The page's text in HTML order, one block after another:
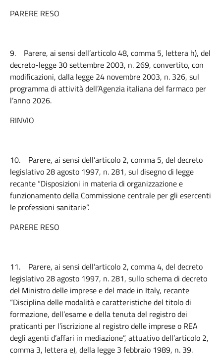
PARERE RESO
9. Parere, ai sensi dell’articolo 48, comma 5, lettera h), del
decreto-legge 30 settembre 2003, n. 269, convertito, con
modificazioni, dalla legge 24 novembre 2003, n. 326, sul
programma di attività dell’Agenzia italiana del farmaco per
l’anno 2026.
RINVIO
10. Parere, ai sensi dell’articolo 2, comma 5, del decreto
legislativo 28 agosto 1997, n. 281, sul disegno di legge
recante “Disposizioni in materia di organizzazione e
funzionamento della Commissione centrale per gli esercenti
le professioni sanitarie”.
PARERE RESO
11. Parere, ai sensi dell’articolo 2, comma 4, del decreto
legislativo 28 agosto 1997, n. 281, sullo schema di decreto
del Ministro delle imprese e del made in Italy, recante
“Disciplina delle modalità e caratteristiche del titolo di
formazione, dell’esame e della tenuta del registro dei
praticanti per l’iscrizione al registro delle imprese o REA
degli agenti d’affari in mediazione”, attuativo dell’articolo 2,
comma 3, lettera e), della legge 3 febbraio 1989, n. 39.